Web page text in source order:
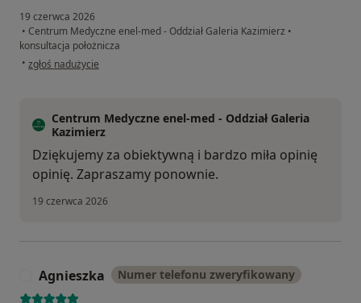
19 czerwca 2026
• Centrum Medyczne enel-med - Oddział Galeria Kazimierz •
konsultacja położnicza
• w opinii użytkownika Patrycja
zgłoś nadużycie
Centrum Medyczne enel-med - Oddział Galeria
Kazimierz
Dziękujemy za obiektywną i bardzo miła opinię
opinię. Zapraszamy ponownie.
19 czerwca 2026
Agnieszka Numer telefonu zweryfikowany